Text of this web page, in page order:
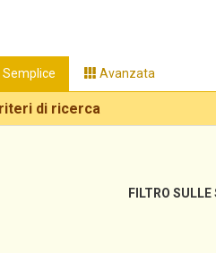
Semplice Avanzata
di ricerca
FILTRO